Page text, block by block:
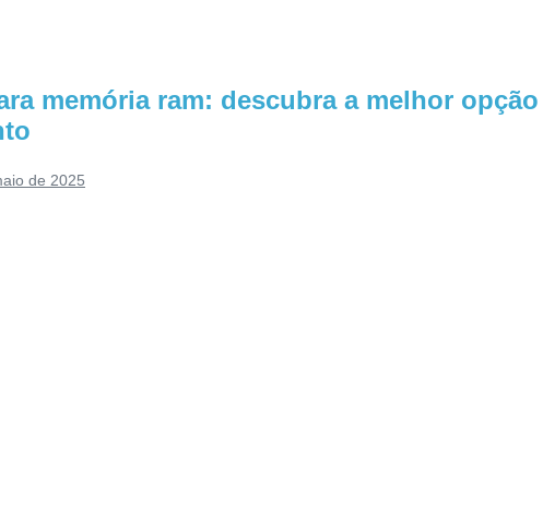
memória ram: descubra a melhor opção
de 2025